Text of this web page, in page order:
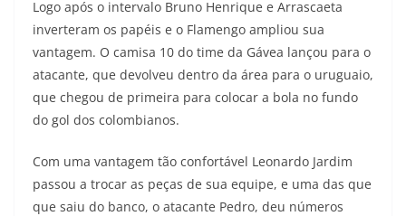
Logo após o intervalo Bruno Henrique e Arrascaeta
inverteram os papéis e o Flamengo ampliou sua
vantagem. O camisa 10 do time da Gávea lançou para o
atacante, que devolveu dentro da área para o uruguaio,
que chegou de primeira para colocar a bola no fundo
do gol dos colombianos.
Com uma vantagem tão confortável Leonardo Jardim
passou a trocar as peças de sua equipe, e uma das que
que saiu do banco, o atacante Pedro, deu números